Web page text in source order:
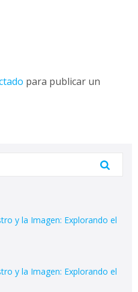
para publicar un
y la Imagen: Explorando el
y la Imagen: Explorando el